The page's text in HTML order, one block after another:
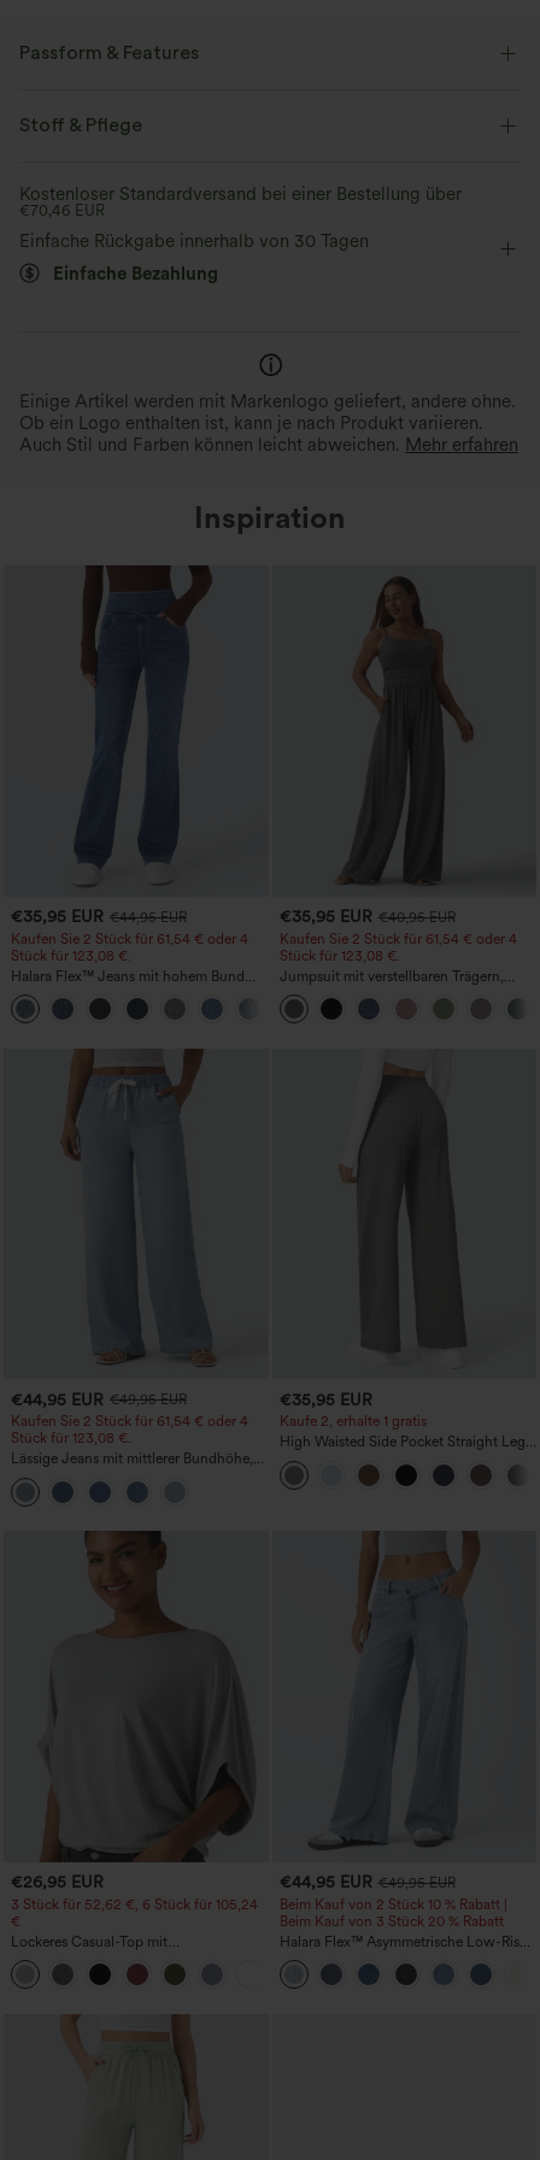
Passform & Features
baggy
Stoff & Pflege
Kostenloser Standardversand bei einer Bestellung über
€70,46 EUR
Einfache Rückgabe innerhalb von 30 Tagen
Einfache Bezahlung
Einige Artikel werden mit Markenlogo geliefert, andere ohne.
Ob ein Logo enthalten ist, kann je nach Produkt variieren.
Auch Stil und Farben können leicht abweichen. Mehr erfahren
Inspiration
€35,95 EUR €44,95 EUR
Kaufen Sie 2 Stück für 61,54 € oder 4
Stück für 123,08 €.
Halara Flex™ Jeans mit hohem Bund
und Taschen, gewaschener, lässiger
Bootcut
+5
€35,95 EUR €40,95 EUR
Kaufen Sie 2 Stück für 61,54 € oder 4
Stück für 123,08 €.
Jumpsuit mit verstellbaren Trägern,
gerafftem Detail, weitem Bein und
meliertem Stoff, lässig, mit Taschen -
Easy Peezy
€44,95 EUR €49,95 EUR
Kaufen Sie 2 Stück für 61,54 € oder 4
Stück für 123,08 €.
Lässige Jeans mit mittlerer Bundhöhe,
Kordelzug und Taschen
€35,95 EUR
Kaufe 2, erhalte 1 gratis
High Waisted Side Pocket Straight Leg
Work Pants
€26,95 EUR
3 Stück für 52,62 €, 6 Stück für 105,24
€
Lockeres Casual-Top mit
Rundhalsausschnitt und
Fledermausärmeln
+1
€44,95 EUR €49,95 EUR
Beim Kauf von 2 Stück 10 % Rabatt |
Beim Kauf von 3 Stück 20 % Rabatt
Halara Flex™ Asymmetrische Low-Rise-
Jeans mit Reißverschlusstaschen,
Baggy-Stil, weitem Bein, gewaschen,
lässig